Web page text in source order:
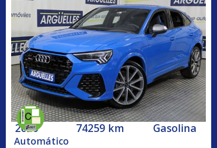
2020 74259 km Gasolina
Automático